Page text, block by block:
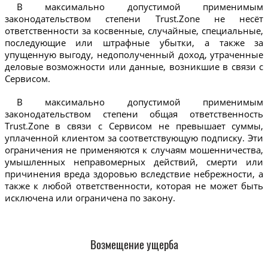
В максимально допустимой применимым
законодательством степени Trust.Zone не несёт
ответственности за косвенные, случайные, специальные,
последующие или штрафные убытки, а также за
упущенную выгоду, недополученный доход, утраченные
деловые возможности или данные, возникшие в связи с
Сервисом.
В максимально допустимой применимым
законодательством степени общая ответственность
Trust.Zone в связи с Сервисом не превышает суммы,
уплаченной клиентом за соответствующую подписку. Эти
ограничения не применяются к случаям мошенничества,
умышленных неправомерных действий, смерти или
причинения вреда здоровью вследствие небрежности, а
также к любой ответственности, которая не может быть
исключена или ограничена по закону.
Возмещение ущерба